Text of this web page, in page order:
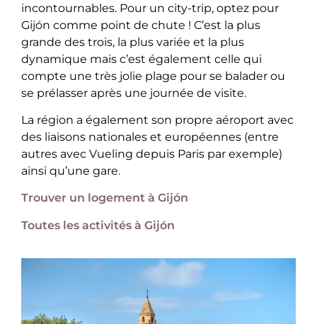
incontournables. Pour un city-trip, optez pour
Gijón comme point de chute ! C’est la plus
grande des trois, la plus variée et la plus
dynamique mais c’est également celle qui
compte une très jolie plage pour se balader ou
se prélasser après une journée de visite.
La région a également son propre aéroport avec
des liaisons nationales et européennes (entre
autres avec Vueling depuis Paris par exemple)
ainsi qu’une gare.
Trouver un logement à Gijón
Toutes les activités à Gijón